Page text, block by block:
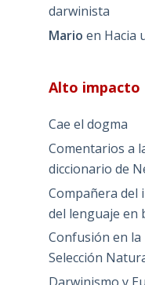
darwinista
Mario en Hacia
Alto impacto
Cae el dogma
Comentarios a
diccionario de
Compañera del
del lenguaje en
Confusión en la
Selección